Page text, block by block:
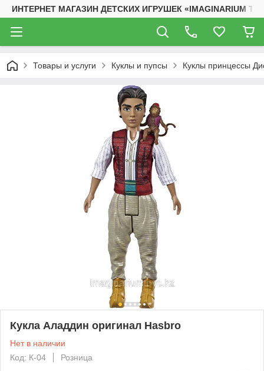
ИНТЕРНЕТ МАГАЗИН ДЕТСКИХ ИГРУШЕК «IMAGINARIUM
Товары и услуги Куклы и пупсы Куклы принцессы
Кукла Аладдин оригинал Hasbro
Нет в наличии
Код: К-04
Розница